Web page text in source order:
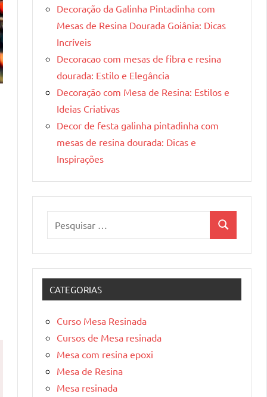
Decoração da Galinha Pintadinha com
Mesas de Resina Dourada Goiânia: Dicas
Incríveis
Decoracao com mesas de fibra e resina
dourada: Estilo e Elegância
Decoração com Mesa de Resina: Estilos e
Ideias Criativas
Decor de festa galinha pintadinha com
mesas de resina dourada: Dicas e
Inspirações
Pesquisa
CATEGORIAS
Curso Mesa Resinada
Cursos de Mesa resinada
Mesa com resina epoxi
Mesa de Resina
Mesa resinada